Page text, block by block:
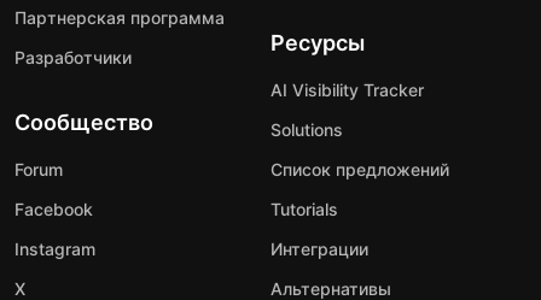
Партнерская программа
Разработчики
Сообщество
Forum
Facebook
Instagram
X
Ресурсы
AI Visibility Tracker
Solutions
Список предложений
Tutorials
Интеграции
Альтернативы